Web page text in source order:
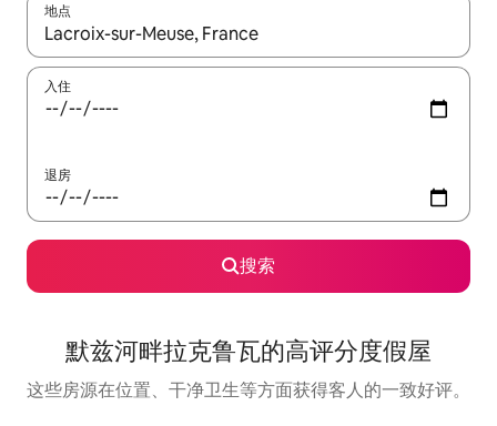
地点
如有搜索结果，请使用上下方向键查看，或通过点击或滑动手势
入住
退房
搜索
默兹河畔拉克鲁瓦的高评分度假屋
这些房源在位置、干净卫生等方面获得客人的一致好评。